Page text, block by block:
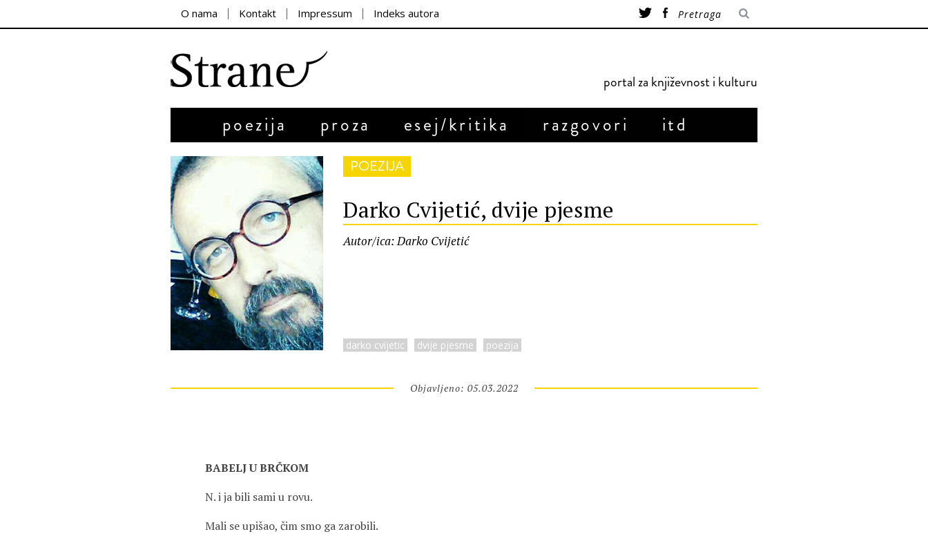
O nama Kontakt Impressum Indeks autora
portal za književnost i kulturu
poezija proza esej/kritika razgovori itd
POEZIJA
Darko Cvijetić, dvije pjesme
Autor/ica: Darko Cvijetić
darko cvijetic dvije pjesme poezija
Objavljeno: 05.03.2022
BABELJ U BRČKOM
N. i ja bili sami u rovu.
Mali se upišao, čim smo ga zarobili.